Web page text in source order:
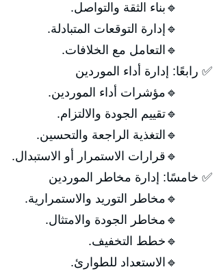
🔹بناء الثقة والتواصل.
🔹إدارة التوقعات المتبادلة.
🔹التعامل مع الخلافات.
✅ رابعًا: إدارة أداء الموردين
🔹مؤشرات أداء الموردين.
🔹تقييم الجودة والالتزام.
🔹التغذية الراجعة والتحسين.
🔹قرارات الاستمرار أو الاستبدال.
✅ خامسًا: إدارة مخاطر الموردين
🔹مخاطر التوريد والاستمرارية.
🔹مخاطر الجودة والامتثال.
🔹خطط التخفيف.
🔹الاستعداد للطوارئ.